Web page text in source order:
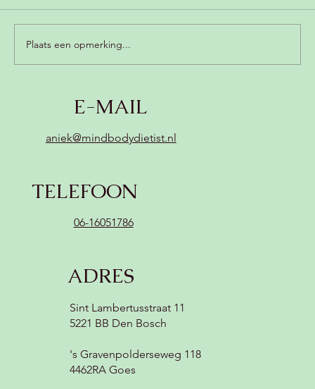
Romige champignonsoep met kokos
(zonder zuivel, vegan) 😍
Plaats een opmerking...
TELEFOON
06-16051786
E-MAIL
aniek@mindbodydietist.nl
ADRES
Sint Lambertusstraat 11
5221 BB Den Bosch
's Gravenpolderseweg 118
4462RA Goes